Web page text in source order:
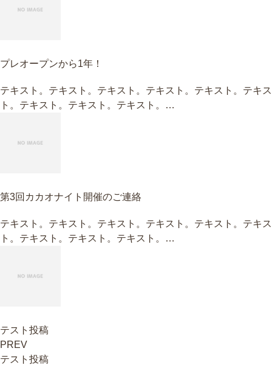
プレオープンから1年！
テキスト。テキスト。テキスト。テキスト。テキスト。テキス
ト。テキスト。テキスト。テキスト。…
第3回カカオナイト開催のご連絡
テキスト。テキスト。テキスト。テキスト。テキスト。テキス
ト。テキスト。テキスト。テキスト。…
テスト投稿
PREV
テスト投稿